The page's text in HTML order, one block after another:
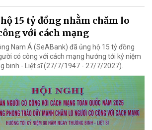
15 tỷ đồng nhằm chăm lo
với cách mạng
Nam Á (SeABank) đã ủng hộ 15 tỷ đồng
có công với cách mạng hướng tới kỷ niệm
binh - Liệt sĩ (27/7/1947 - 27/7/2027).